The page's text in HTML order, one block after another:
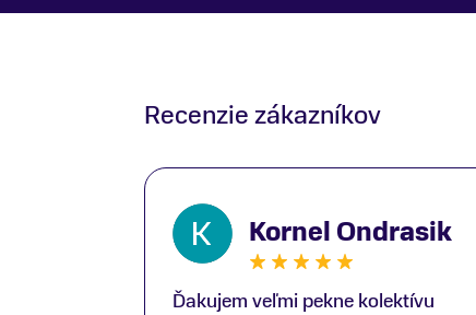
Recenzie zákazníkov
Kornel Ondrasik
Ďakujem veľmi pekne kolektívu